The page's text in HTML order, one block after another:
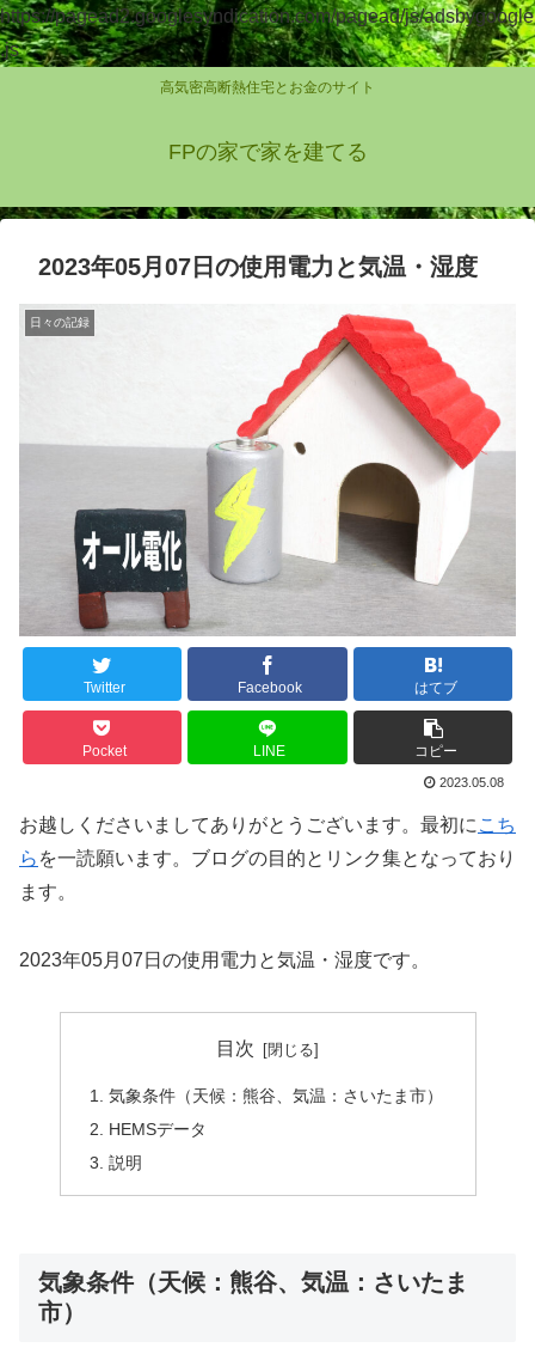
https://pagead2.googlesyndication.com/pagead/js/adsbygoogle
.js
高気密高断熱住宅とお金のサイト
FPの家で家を建てる
2023年05月07日の使用電力と気温・湿度
日々の記録
Twitter Facebook はてブ
Pocket LINE コピー
2023.05.08
お越しくださいましてありがとうございます。最初に こち
ら を一読願います。ブログの目的とリンク集となっており
ます。
2023年05月07日の使用電力と気温・湿度です。
目次
気象条件（天候：熊谷、気温：さいたま市）
HEMSデータ
説明
気象条件（天候：熊谷、気温：さいたま
市）